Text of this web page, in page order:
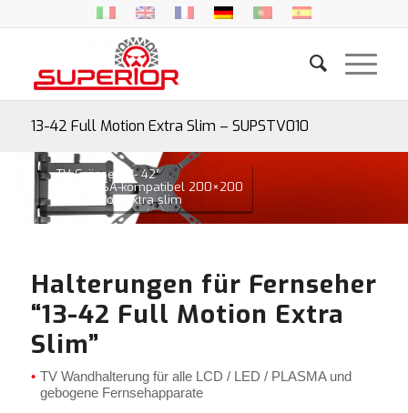
13-42 Full Motion Extra Slim – SUPSTV010
• TV-Grösse 13″- 42″
• Max. VESA-kompatibel 200×200
• Full motion extra slim
Halterungen für Fernseher
“13-42 Full Motion Extra
Slim”
TV Wandhalterung für alle LCD / LED / PLASMA und
gebogene Fernsehapparate